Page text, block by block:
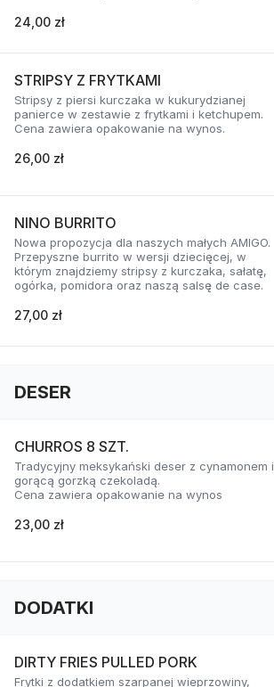
24,00 zł
STRIPSY Z FRYTKAMI
Stripsy z piersi kurczaka w kukurydzianej
panierce w zestawie z frytkami i ketchupem.
Cena zawiera opakowanie na wynos.
26,00 zł
NINO BURRITO
Nowa propozycja dla naszych małych AMIGO.
Przepyszne burrito w wersji dziecięcej, w
którym znajdziemy stripsy z kurczaka, sałatę,
ogórka, pomidora oraz naszą salsę de case.
27,00 zł
DESER
CHURROS 8 SZT.
Tradycyjny meksykański deser z cynamonem i
gorącą gorzką czekoladą.
Cena zawiera opakowanie na wynos
23,00 zł
DODATKI
DIRTY FRIES PULLED PORK
Frytki z dodatkiem szarpanej wieprzowiny,